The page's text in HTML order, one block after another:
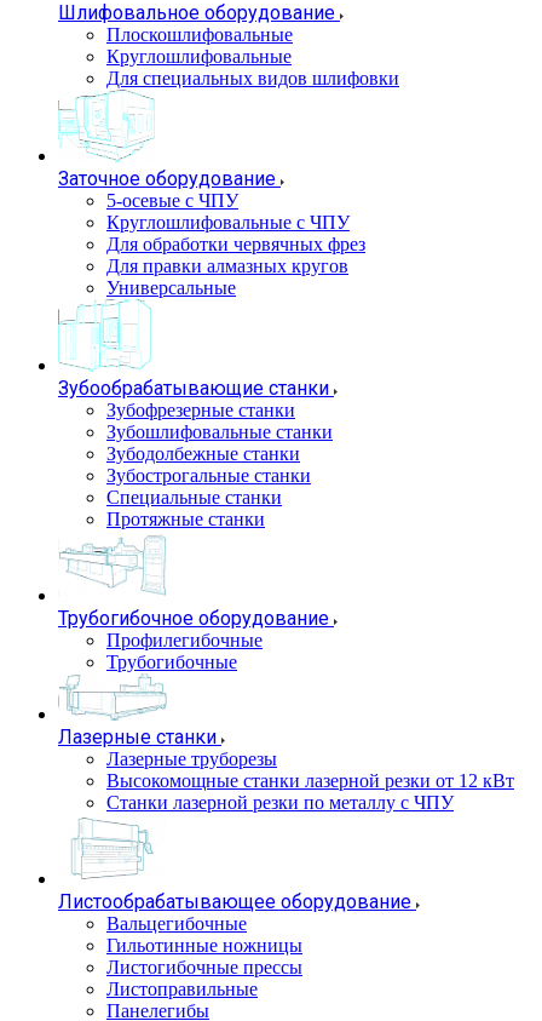
Шлифовальное оборудование
Плоскошлифовальные
Круглошлифовальные
Для специальных видов шлифовки
Заточное оборудование
5-осевые с ЧПУ
Круглошлифовальные с ЧПУ
Для обработки червячных фрез
Для правки алмазных кругов
Универсальные
Зубообрабатывающие станки
Зубофрезерные станки
Зубошлифовальные станки
Зубодолбежные станки
Зубострогальные станки
Специальные станки
Протяжные станки
Трубогибочное оборудование
Профилегибочные
Трубогибочные
Лазерные станки
Лазерные труборезы
Высокомощные станки лазерной резки от 12 кВт
Станки лазерной резки по металлу с ЧПУ
Листообрабатывающее оборудование
Вальцегибочные
Гильотинные ножницы
Листогибочные прессы
Листоправильные
Панелегибы